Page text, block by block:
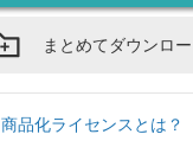
まとめてダウンロ
商品化ライセンスとは？